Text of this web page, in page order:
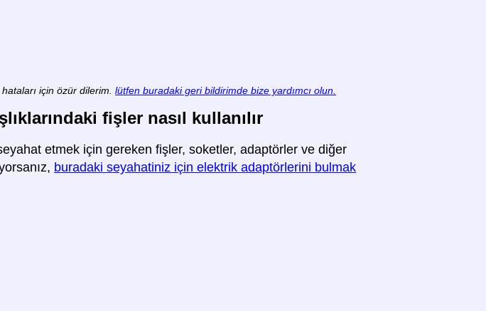
için özür dilerim. lütfen buradaki geri bildirimde bize yardımcı olun.
fişler nasıl kullanılır
etmek için gereken fişler, soketler, adaptörler ve diğer
buradaki seyahatiniz için elektrik adaptörlerini bulmak